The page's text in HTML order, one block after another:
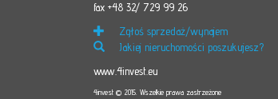
fax +48 32/ 729 99 26
Zgłoś sprzedaż/wynajem
Jakiej nieruchomości poszukujesz?
www.4invest.eu
4invest © 2015. Wszelkie prawa zastrzeżone